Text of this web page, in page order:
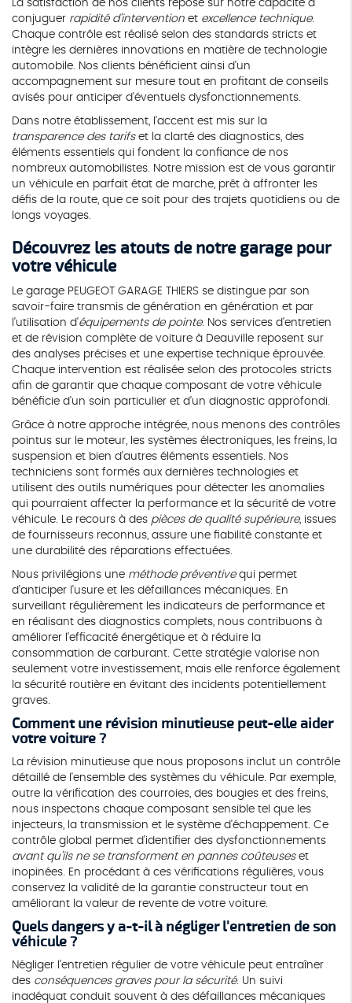
La satisfaction de nos clients repose sur notre capacité à
conjuguer rapidité d'intervention et excellence technique.
Chaque contrôle est réalisé selon des standards stricts et
intègre les dernières innovations en matière de technologie
automobile. Nos clients bénéficient ainsi d'un
accompagnement sur mesure tout en profitant de conseils
avisés pour anticiper d'éventuels dysfonctionnements.
Dans notre établissement, l'accent est mis sur la
transparence des tarifset la clarté des diagnostics, des
éléments essentiels qui fondent la confiance de nos
nombreux automobilistes. Notre mission est de vous garantir
un véhicule en parfait état de marche, prêt à affronter les
défis de la route, que ce soit pour des trajets quotidiens ou de
longs voyages.
Découvrez les atouts de notre garage pour
votre véhicule
Le garage PEUGEOT GARAGE THIERS se distingue par son
savoir-faire transmis de génération en génération et par
l'utilisation d'équipements de pointe. Nos services d'entretien
et de révision complète de voiture à Deauville reposent sur
des analyses précises et une expertise technique éprouvée.
Chaque intervention est réalisée selon des protocoles stricts
afin de garantir que chaque composant de votre véhicule
bénéficie d'un soin particulier et d'un diagnostic approfondi.
Grâce à notre approche intégrée, nous menons des contrôles
pointus sur le moteur, les systèmes électroniques, les freins, la
suspension et bien d'autres éléments essentiels. Nos
techniciens sont formés aux dernières technologies et
utilisent des outils numériques pour détecter les anomalies
qui pourraient affecter la performance et la sécurité de votre
véhicule. Le recours à des pièces de qualité supérieure, issues
de fournisseurs reconnus, assure une fiabilité constante et
une durabilité des réparations effectuées.
Nous privilégions une méthode préventivequi permet
d'anticiper l'usure et les défaillances mécaniques. En
surveillant régulièrement les indicateurs de performance et
en réalisant des diagnostics complets, nous contribuons à
améliorer l'efficacité énergétique et à réduire la
consommation de carburant. Cette stratégie valorise non
seulement votre investissement, mais elle renforce également
la sécurité routière en évitant des incidents potentiellement
graves.
Comment une révision minutieuse peut-elle aider
votre voiture ?
La révision minutieuse que nous proposons inclut un contrôle
détaillé de l'ensemble des systèmes du véhicule. Par exemple,
outre la vérification des courroies, des bougies et des freins,
nous inspectons chaque composant sensible tel que les
injecteurs, la transmission et le système d'échappement. Ce
contrôle global permet d'identifier des dysfonctionnements
avant qu'ils ne se transforment en pannes coûteuseset
inopinées. En procédant à ces vérifications régulières, vous
conservez la validité de la garantie constructeur tout en
améliorant la valeur de revente de votre voiture.
Quels dangers y a-t-il à négliger l'entretien de son
véhicule ?
Négliger l'entretien régulier de votre véhicule peut entraîner
des conséquences graves pour la sécurité. Un suivi
inadéquat conduit souvent à des défaillances mécaniques